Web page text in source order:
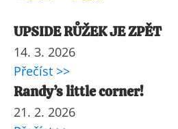
UPSIDE RŮŽEK JE ZPĚT
14. 3. 2026
Přečíst >>
Randy’s little corner!
21. 2. 2026